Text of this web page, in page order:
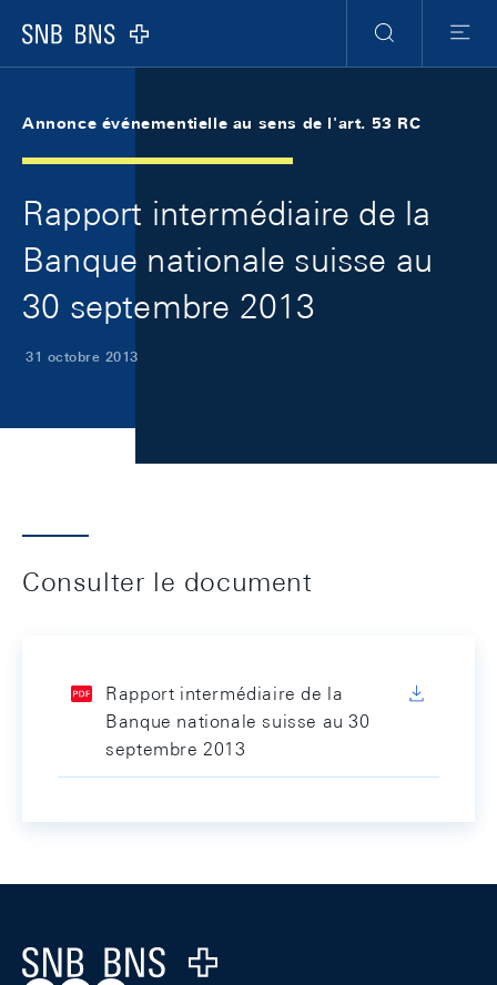
Logo
RechercheMenu
Annonce événementielle au sens de l'art. 53 RC
Rapport intermédiaire de la
Banque nationale suisse au
30 septembre 2013
31 octobre 2013
Consulter le document
Rapport intermédiaire de la
Banque nationale suisse au 30
septembre 2013
Logo